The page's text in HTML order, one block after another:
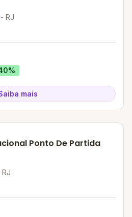
RJ
mais
Ponto De Partida